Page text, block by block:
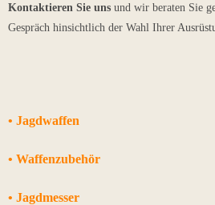
Kontaktieren Sie uns und wir beraten Sie
Gespräch hinsichtlich der Wahl Ihrer
• Jagdwaffen
• Waffenzubehör
• Jagdmesser